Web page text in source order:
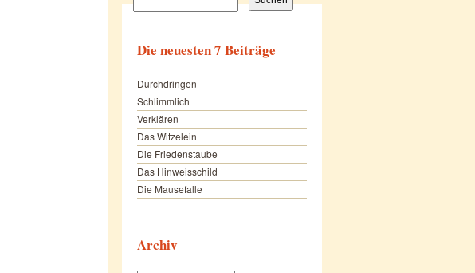
Die neuesten 7 Beiträge
Durchdringen
Schlimmlich
Verklären
Das Witzelein
Die Friedenstaube
Das Hinweisschild
Die Mausefalle
Archiv